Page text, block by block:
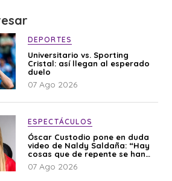
DEPORTES
Universitario vs. Sporting
Cristal: así llegan al esperado
duelo
07 Ago 2026
ESPECTÁCULOS
Óscar Custodio pone en duda
video de Naldy Saldaña: “Hay
cosas que de repente se han
editado”
07 Ago 2026